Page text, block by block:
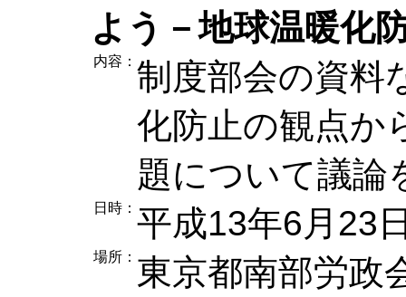
よう－地球温暖化
内容： 制度部会の資料
化防止の観点か
題について議論
日時： 平成13年6月23
場所： 東京都南部労政